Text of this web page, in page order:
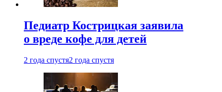
Педиатр Кострицкая заявила
о вреде кофе для детей
2 года спустя2 года спустя